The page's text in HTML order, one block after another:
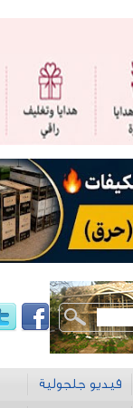
فيديو جلجولية